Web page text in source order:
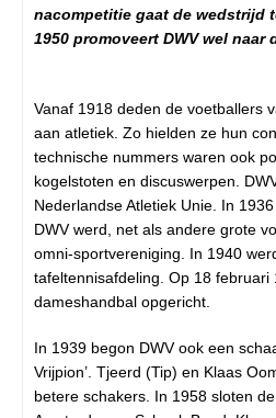
nacompetitie gaat de wedstrijd
1950 promoveert DWV wel naar
Vanaf 1918 deden de voetballers
aan atletiek. Zo hielden ze hun
technische nummers waren ook
kogelstoten en discuswerpen.
Nederlandse Atletiek Unie. In
DWV werd, net als andere grote
omni-sportvereniging. In 1940
tafeltennisafdeling. Op 18 februari
dameshandbal opgericht.
In 1939 begon DWV ook een
Vrijpion’. Tjeerd (Tip) en Klaas
betere schakers. In 1958 sloten